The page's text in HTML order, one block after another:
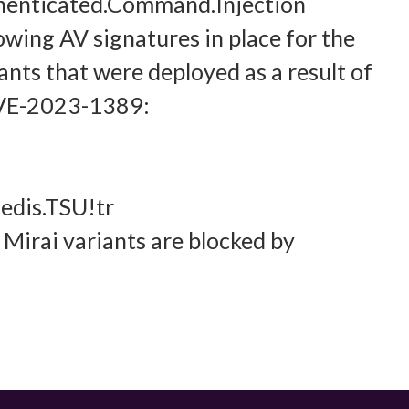
Ihre Entscheidungen zum Datenschutz speichern und
AV signatures in place for the
that were deployed as a result of
2023-1389:
variants are blocked by